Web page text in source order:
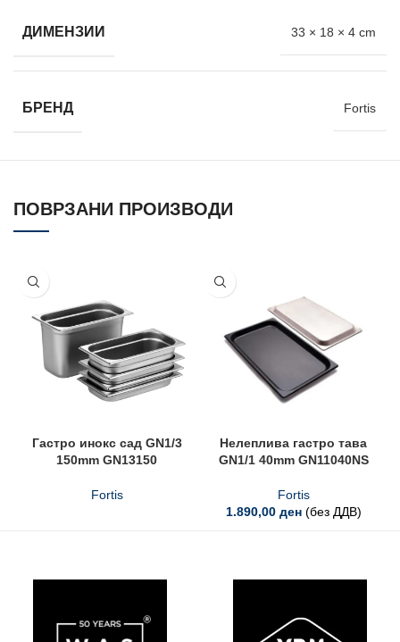
ДИМЕНЗИИ 33 × 18 × 4 cm
БРЕНД Fortis
ПОВРЗАНИ ПРОИЗВОДИ
Гастро инокс сад GN1/3
150mm GN13150
Fortis
Нелеплива гастро тава
GN1/1 40mm GN11040NS
Fortis
1.890,00 ден (без ДДВ)